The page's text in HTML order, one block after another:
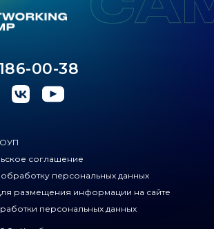
00-38
размещения информации на сайте
соглашение
персональных данных
персональных данных